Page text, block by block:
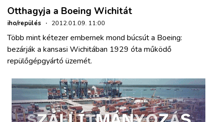
Otthagyja a Boeing Wichitát
iho/repülés · 2012.01.09. 11:00
Több mint kétezer embernek mond búcsút a Boeing:
bezárják a kansasi Wichitában 1929 óta működő
repülőgépgyártó üzemét.